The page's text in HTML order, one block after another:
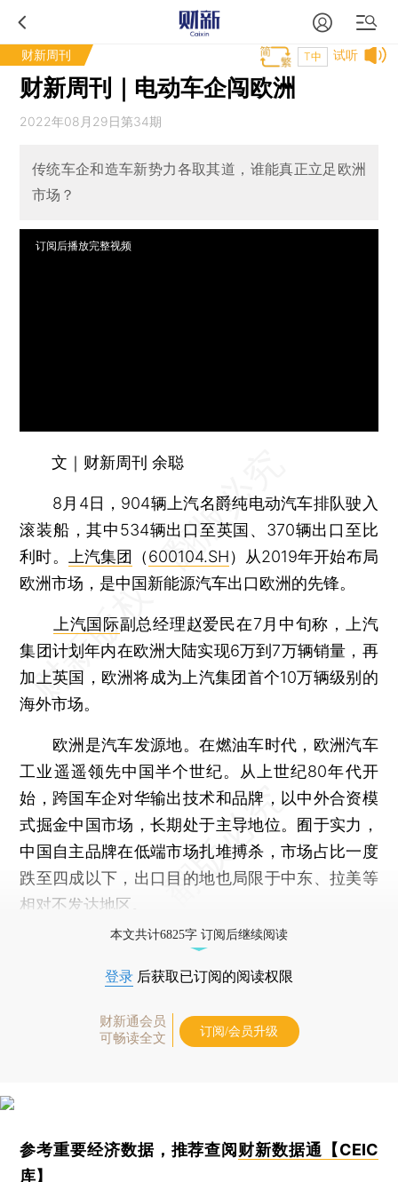
财新周刊 试听
T中
财新周刊｜电动车企闯欧洲
2022年08月29日第34期
传统车企和造车新势力各取其道，谁能真正立足欧洲
市场？
订阅后播放完整视频
文｜财新周刊 余聪
8月4日，904辆上汽名爵纯电动汽车排队驶入
滚装船，其中534辆出口至英国、370辆出口至比
利时。
上汽集团 （600104.SH）从2019年开始布局
欧洲市场，是中国新能源汽车出口欧洲的先锋。
上汽国际副总经理赵爱民在7月中旬称，上汽
集团计划年内在欧洲大陆实现6万到7万辆销量，再
加上英国，欧洲将成为上汽集团首个10万辆级别的
海外市场。
欧洲是汽车发源地。在燃油车时代，欧洲汽车
工业遥遥领先中国半个世纪。从上世纪80年代开
始，跨国车企对华输出技术和品牌，以中外合资模
式掘金中国市场，长期处于主导地位。囿于实力，
中国自主品牌在低端市场扎堆搏杀，市场占比一度
跌至四成以下，出口目的地也局限于中东、拉美等
相对不发达地区。
本文共计6825字 订阅后继续阅读
登录 后获取已订阅的阅读权限
财新通会员
可畅读全文
订阅/会员升级
参考重要经济数据，推荐查阅 财新数据通【CEIC
库】